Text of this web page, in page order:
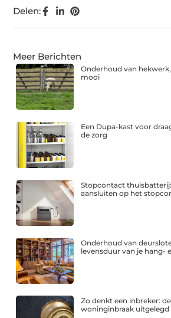
Delen:
Meer Berichten
Onderhoud van
mooi
Een Dupa-kast voor
de zorg
Stopcontact
aansluiten op het
Onderhoud van
levensduur van je hang-
Zo denkt een inbreker:
woninginbraak uitgelegd